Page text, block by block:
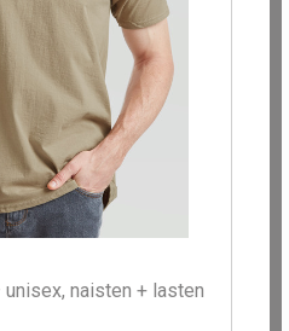
naisten + lasten